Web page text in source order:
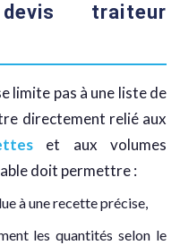
traiteur
limite pas à une liste de
directement relié aux
et aux volumes
doit permettre :
à une recette précise,
les quantités selon le